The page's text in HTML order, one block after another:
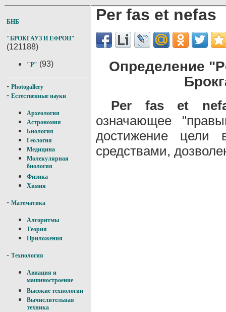
БНБ
"БРОКГАУЗ И ЕФРОН"
(121188)
"P" (93)
- Photogallery
- Естественные науки
Археология
Астрономия
Биология
Геология
Медицина
Молекулярная
биология
Физика
Химия
- Математика
Алгоритмы
Теория
Приложения
- Технология
Авиация и
машиностроение
Высокие технологии
Вычислительная
техника
Per fas et nefas
Определение
Per fas et
означающее
достижение цели
средствами,